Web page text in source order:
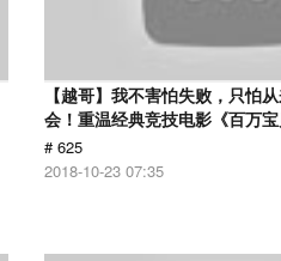
【越哥】我不害怕失败，只怕
会！重温经典竞技电影《百万宝
# 625
2018-10-23 07:35